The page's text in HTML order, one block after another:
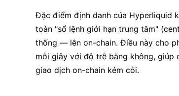
Đặc điểm định danh của Hyperliquid
toàn "sổ lệnh giới hạn trung tâm"
thống — lên on-chain. Điều này cho
mỗi giây với độ trễ bằng không, giúp
giao dịch on-chain kém cỏi.